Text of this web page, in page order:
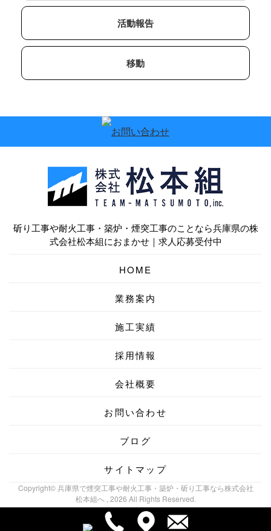
活動報告
移動
斫り工事や耐火工事・築炉・煙突工事のことなら兵庫県の株
式会社松本組におまかせ｜求人応募受付中
HOME
業務案内
施工実績
採用情報
会社概要
お問い合わせ
ブログ
サイトマップ
Copyright© 兵庫県で煙突工事や耐火工事・築炉・斫り工事なら株式会社
松本組へ , 2026 All Rights Reserved.